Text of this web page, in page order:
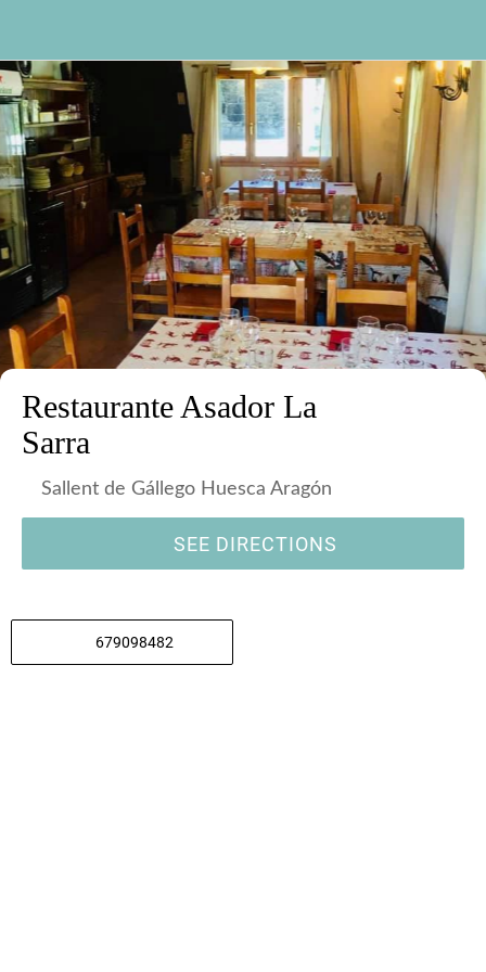
Restaurante Asador La
Sarra
Sallent de Gállego Huesca Aragón
SEE DIRECTIONS
679098482